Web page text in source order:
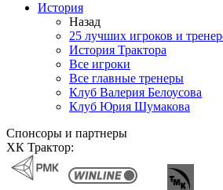
История
Назад
25 лучших игроков и
История Трактора
Все игроки
Все главные тренеры
Клуб Валерия Белоусова
Клуб Юрия Шумакова
Спонсоры и партнеры
ХК Трактор: